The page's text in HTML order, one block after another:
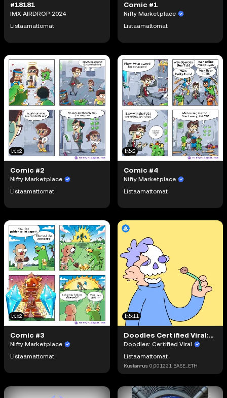
#18181
IMX AIRDROP 2024
Listaamattomat
Comic #1
Nifty Marketplace
Listaamattomat
x2
Comic #2
Nifty Marketplace
Listaamattomat
x2
Comic #4
Nifty Marketplace
Listaamattomat
x2
Comic #3
Nifty Marketplace
Listaamattomat
x11
Doodles Certified Viral: You Blow Me Away #2
Doodles: Certified Viral
Listaamattomat
Kustannus 0,001221 BASE_ETH